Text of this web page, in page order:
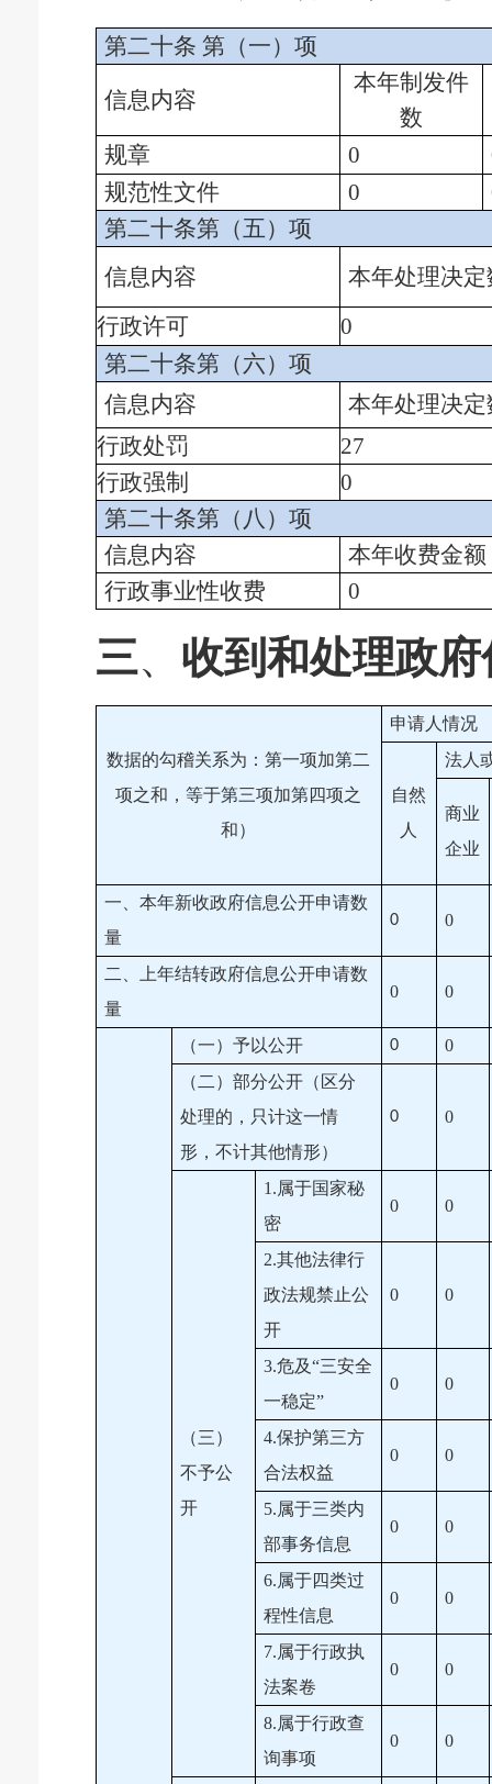
第二十条 第（一）项
信息内容
本年制发件
数
规章
0
规范性文件
0
第二十条第（五）项
信息内容
本年处理决
行政许可
0
第二十条第（六）项
信息内容
本年处理决
行政处罚
27
行政强制
0
第二十条第（八）项
信息内容
本年收费金
行政事业性收费
0
三、 收到和处理政
数据的勾稽关系为：第一项加第二
项之和，等于第三项加第四项之
和）
申请人情况
自然
人
法人
商业
企业
一、本年新收政府信息公开申请数
量
0 0
二、上年结转政府信息公开申请数
量
0 0
（一）予以公开 0
0
（二）部分公开（区分
处理的，只计这一情
形，不计其他情形）
0 0
（三）
不予公
开
1.属于国家秘
密
0 0
2.其他法律行
政法规禁止公
开
0 0
3.危及“三安全
一稳定”
0 0
4.保护第三方
合法权益
0 0
5.属于三类内
部事务信息
0 0
6.属于四类过
程性信息
0 0
7.属于行政执
法案卷
0 0
8.属于行政查
询事项
0 0